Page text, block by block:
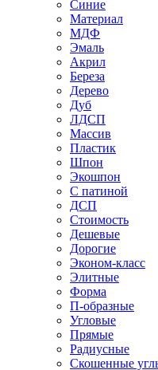
Синие
Материал
МДФ
Эмаль
Акрил
Береза
Дерево
Дуб
ЛДСП
Массив
Пластик
Шпон
Экошпон
С патиной
ДСП
Стоимость
Дешевые
Дорогие
Эконом-класс
Элитные
Форма
П-образные
Угловые
Прямые
Радиусные
Скошенные